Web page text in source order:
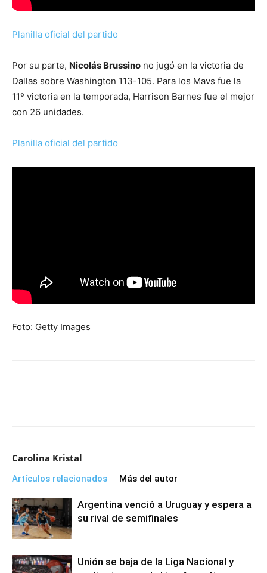
Planilla oficial del partido
Por su parte, Nicolás Brussino no jugó en la victoria de
Dallas sobre Washington 113-105. Para los Mavs fue la
11º victoria en la temporada, Harrison Barnes fue el mejor
con 26 unidades.
Planilla oficial del partido
Foto: Getty Images
Carolina Kristal
Artículos relacionados Más del autor
Argentina venció a Uruguay y espera a
su rival de semifinales
Unión se baja de la Liga Nacional y